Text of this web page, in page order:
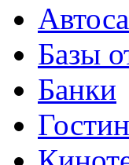
Базы
Банки